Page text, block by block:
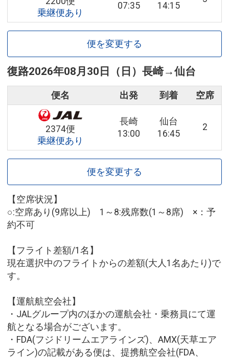
乗継便あり
07:35
14:15
便を変更する
復路2026年08月30日（日） 長崎→仙台
便名 出発 到着 空席
2374便
乗継便あり
長崎
13:00
仙台
16:45
2
便を変更する
【空席状況】
○:空席あり(9席以上) 1～8:残席数(1～8席) ×：予
約不可
【フライト差額/1名】
現在選択中のフライトからの差額(大人1名あたり)で
す。
【運航航空会社】
・JALグループ内のほかの運航会社・乗務員にて運
航となる場合がございます。
・FDA(フジドリームエアラインズ)、AMX(天草エア
ライン)の記載がある便は、提携航空会社(FDA、